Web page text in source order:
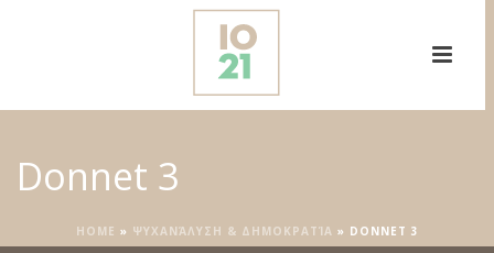
Donnet 3
HOME » ΨΥΧΑΝΆΛΥΣΗ & ΔΗΜΟΚΡΑΤΊΑ » DONNET 3